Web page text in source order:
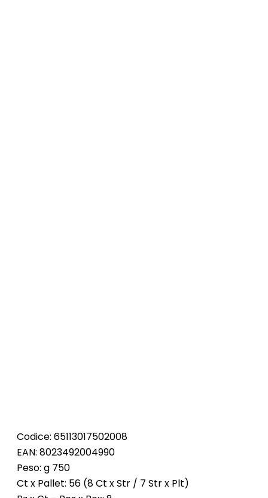
Codice: 65113017502008
EAN: 8023492004990
Peso: g 750
Ct x Pallet: 56 (8 Ct x Str / 7 Str x Plt)